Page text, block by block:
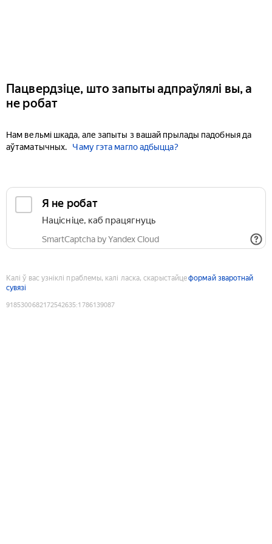
Пацвердзіце, што запыты адпраўлялі вы, а
не робат
Нам вельмі шкада, але запыты з вашай прылады падобныя да
аўтаматычных.
Чаму гэта магло адбыцца?
Я не робат
Націсніце, каб працягнуць
SmartCaptcha by Yandex Cloud
Калі ў вас узніклі праблемы, калі ласка, скарыстайцеформай зваротнай
сувязі
9185300682172542635:1786139087